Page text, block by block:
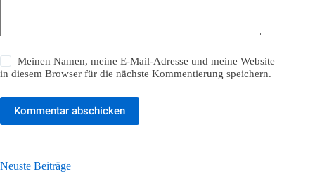
Meinen Namen, meine E-Mail-Adresse und meine Website
in diesem Browser für die nächste Kommentierung speichern.
Kommentar abschicken
Neuste Beiträge